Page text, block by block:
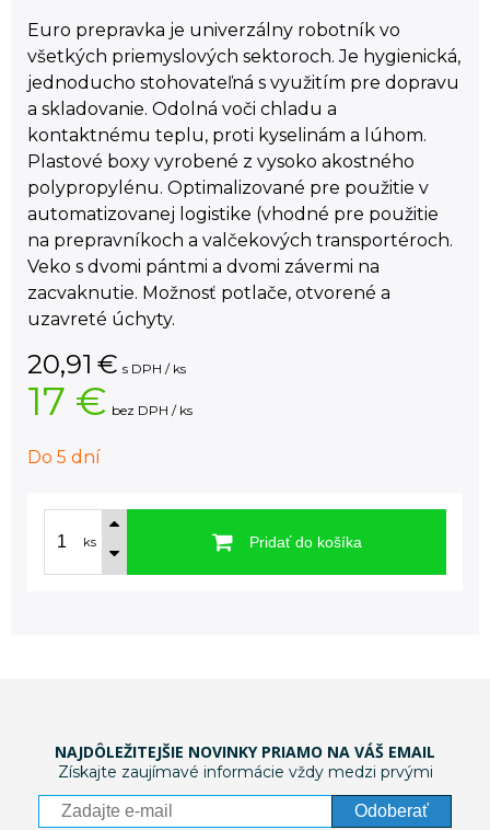
Euro prepravka je univerzálny robotník vo
všetkých priemyslových sektoroch. Je hygienická,
jednoducho stohovateľná s využitím pre dopravu
a skladovanie. Odolná voči chladu a
kontaktnému teplu, proti kyselinám a lúhom.
Plastové boxy vyrobené z vysoko akostného
polypropylénu. Optimalizované pre použitie v
automatizovanej logistike (vhodné pre použitie
na prepravníkoch a valčekových transportéroch.
Veko s dvomi pántmi a dvomi závermi na
zacvaknutie. Možnosť potlače, otvorené a
uzavreté úchyty.
20,91 € s DPH / ks
17 € bez DPH / ks
Do 5 dní
ks Pridať do košíka
NAJDÔLEŽITEJŠIE NOVINKY PRIAMO NA VÁŠ EMAIL
Získajte zaujímavé informácie vždy medzi prvými
Odoberať